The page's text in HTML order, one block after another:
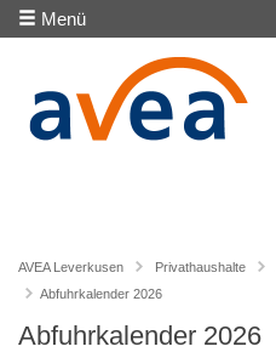
Menü
AVEA Leverkusen Privathaushalte
Abfuhrkalender 2026
Abfuhrkalender 2026